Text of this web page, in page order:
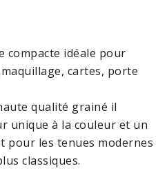
compacte idéale pour
cartes, porte
qualité grainé il
unique à la couleur et un
pour les tenues modernes
classiques.